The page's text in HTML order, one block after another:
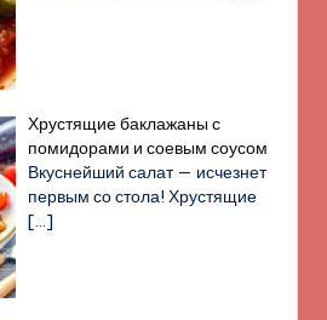
Хрустящие баклажаны с
помидорами и соевым соусом
Вкуснейший салат — исчезнет
первым со стола! Хрустящие
[…]